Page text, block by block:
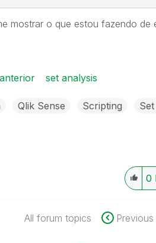
mostrar o que estou fazendo de
set analysis
Qlik Sense Scripting
0
All forum topics